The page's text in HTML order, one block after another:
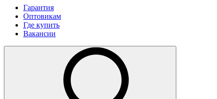
Гарантия
Оптовикам
Где купить
Вакансии